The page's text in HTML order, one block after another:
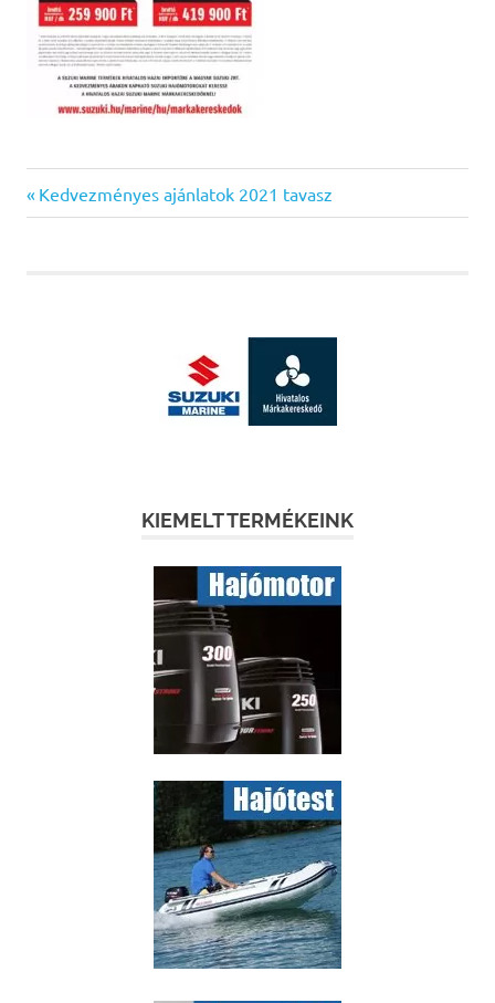
Bejegyzés
Previous
Post:
Kedvezményes ajánlatok 2021 tavasz
KIEMELT TERMÉKEINK